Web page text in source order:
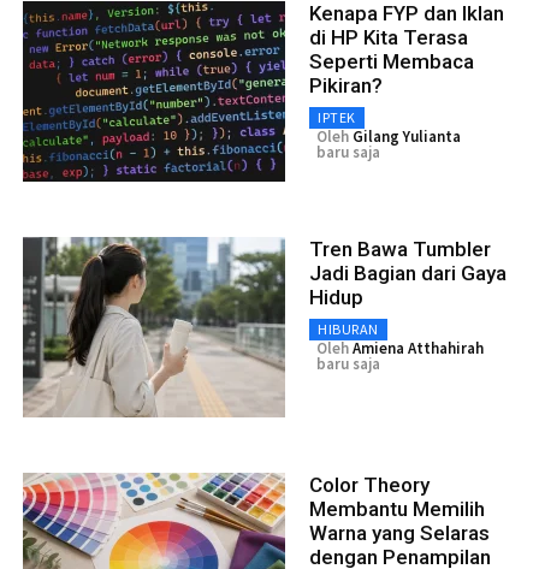
Kenapa FYP dan Iklan
di HP Kita Terasa
Seperti Membaca
Pikiran?
IPTEK
Oleh Gilang Yulianta
baru saja
Tren Bawa Tumbler
Jadi Bagian dari Gaya
Hidup
HIBURAN
OlehAmiena Atthahirah
baru saja
Color Theory
Membantu Memilih
Warna yang Selaras
dengan Penampilan